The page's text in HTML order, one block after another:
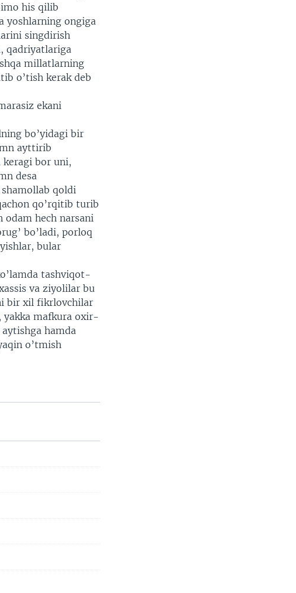
his qilib
yoshlarning ongiga
singdirish
qadriyatlariga
millatlarning
o’tish kerak deb
ekani
bo’yidagi bir
ayttirib
keragi bor uni,
desa
qoldi
qo’rqitib turib
odam hech narsani
bo’ladi, porloq
bular
tashviqot-
va ziyolilar bu
bir xil fikrlovchilar
yakka mafkura oxir-
hamda
o’tmish